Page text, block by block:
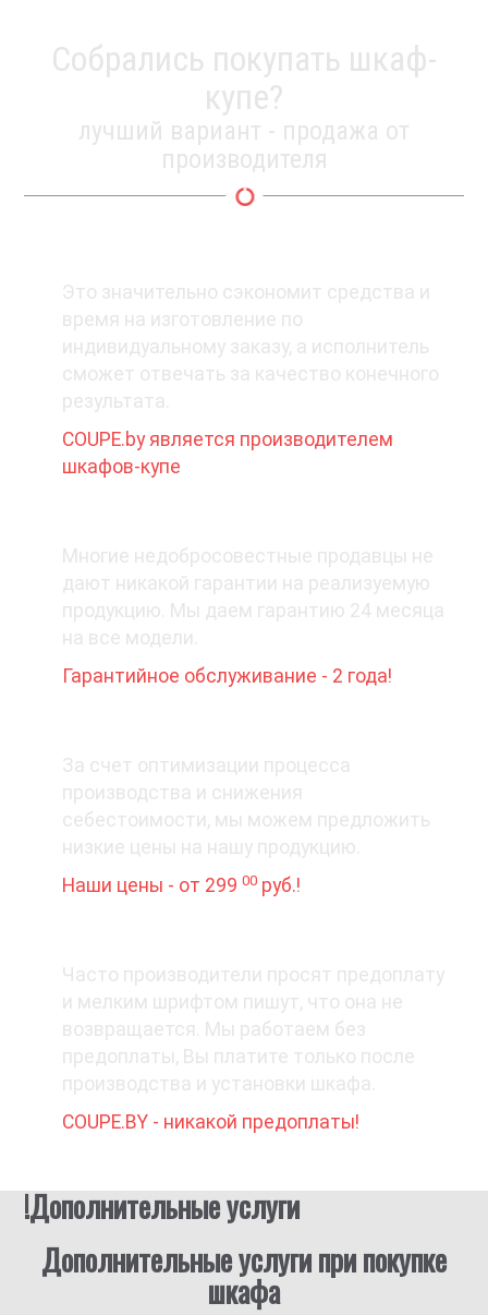
Собрались покупать шкаф-
купе?
лучший вариант - продажа от
производителя
Это значительно сэкономит средства и
время на изготовление по
индивидуальному заказу, а исполнитель
сможет отвечать за качество конечного
результата.
COUPE.by является производителем
шкафов-купе
Многие недобросовестные продавцы не
дают никакой гарантии на реализуемую
продукцию. Мы даем гарантию 24 месяца
на все модели.
Гарантийное обслуживание - 2 года!
За счет оптимизации процесса
производства и снижения
себестоимости, мы можем предложить
низкие цены на нашу продукцию.
Наши цены - от 29900 руб.!
Часто производители просят предоплату
и мелким шрифтом пишут, что она не
возвращается. Мы работаем без
предоплаты, Вы платите только после
производства и установки шкафа.
COUPE.BY - никакой предоплаты!
!Дополнительные услуги
Дополнительные услуги при покупке
шкафа